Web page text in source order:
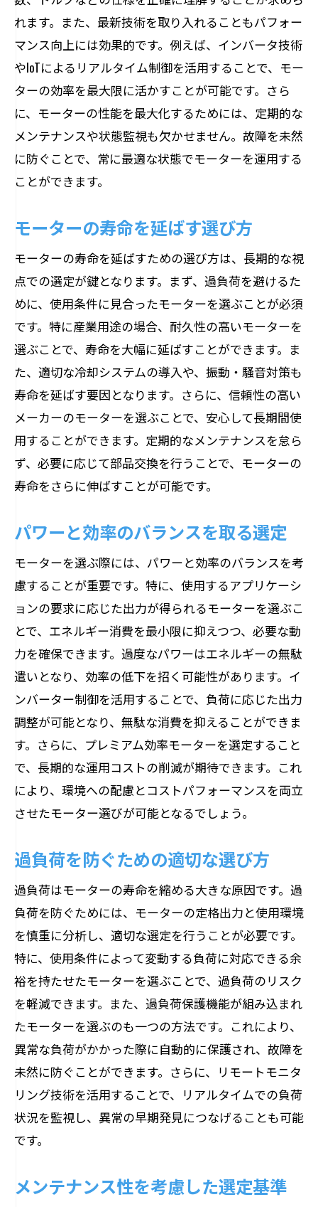
れます。また、最新技術を取り入れることもパフォー
マンス向上には効果的です。例えば、インバータ技術
やIoTによるリアルタイム制御を活用することで、モー
ターの効率を最大限に活かすことが可能です。さら
に、モーターの性能を最大化するためには、定期的な
メンテナンスや状態監視も欠かせません。故障を未然
に防ぐことで、常に最適な状態でモーターを運用する
ことができます。
モーターの寿命を延ばす選び方
モーターの寿命を延ばすための選び方は、長期的な視
点での選定が鍵となります。まず、過負荷を避けるた
めに、使用条件に見合ったモーターを選ぶことが必須
です。特に産業用途の場合、耐久性の高いモーターを
選ぶことで、寿命を大幅に延ばすことができます。ま
た、適切な冷却システムの導入や、振動・騒音対策も
寿命を延ばす要因となります。さらに、信頼性の高い
メーカーのモーターを選ぶことで、安心して長期間使
用することができます。定期的なメンテナンスを怠ら
ず、必要に応じて部品交換を行うことで、モーターの
寿命をさらに伸ばすことが可能です。
パワーと効率のバランスを取る選定
モーターを選ぶ際には、パワーと効率のバランスを考
慮することが重要です。特に、使用するアプリケーシ
ョンの要求に応じた出力が得られるモーターを選ぶこ
とで、エネルギー消費を最小限に抑えつつ、必要な動
力を確保できます。過度なパワーはエネルギーの無駄
遣いとなり、効率の低下を招く可能性があります。イ
ンバーター制御を活用することで、負荷に応じた出力
調整が可能となり、無駄な消費を抑えることができま
す。さらに、プレミアム効率モーターを選定すること
で、長期的な運用コストの削減が期待できます。これ
により、環境への配慮とコストパフォーマンスを両立
させたモーター選びが可能となるでしょう。
過負荷を防ぐための適切な選び方
過負荷はモーターの寿命を縮める大きな原因です。過
負荷を防ぐためには、モーターの定格出力と使用環境
を慎重に分析し、適切な選定を行うことが必要です。
特に、使用条件によって変動する負荷に対応できる余
裕を持たせたモーターを選ぶことで、過負荷のリスク
を軽減できます。また、過負荷保護機能が組み込まれ
たモーターを選ぶのも一つの方法です。これにより、
異常な負荷がかかった際に自動的に保護され、故障を
未然に防ぐことができます。さらに、リモートモニタ
リング技術を活用することで、リアルタイムでの負荷
状況を監視し、異常の早期発見につなげることも可能
です。
メンテナンス性を考慮した選定基準